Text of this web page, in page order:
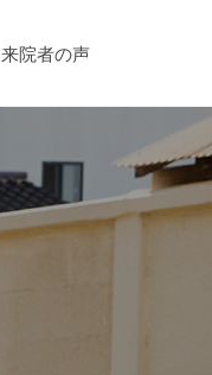
来院者の声